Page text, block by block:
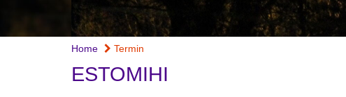
Home Termin
ESTOMIHI